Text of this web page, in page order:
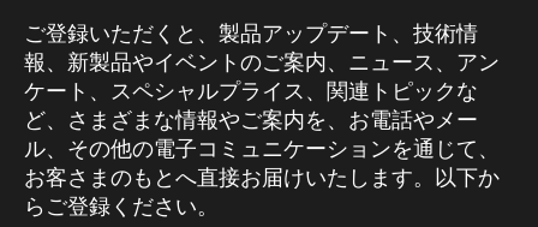
ご登録いただくと、製品アップデート、技術情
報、新製品やイベントのご案内、ニュース、アン
ケート、スペシャルプライス、関連トピックな
ど、さまざまな情報やご案内を、お電話やメー
ル、その他の電子コミュニケーションを通じて、
お客さまのもとへ直接お届けいたします。以下か
らご登録ください。